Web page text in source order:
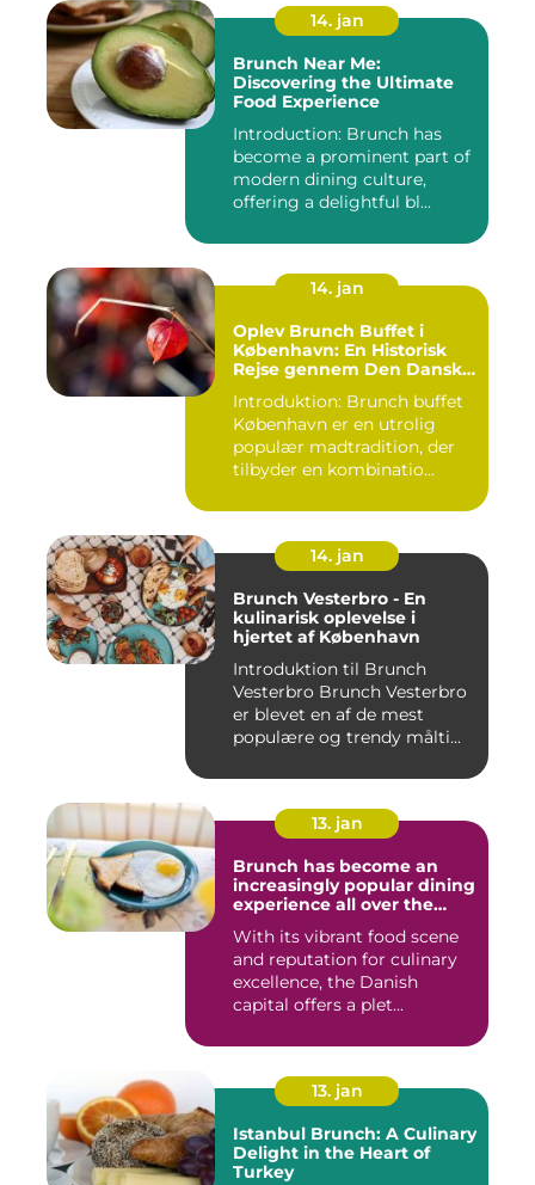
14. jan
Brunch Near Me:
Discovering the Ultimate
Food Experience
Introduction: Brunch has
become a prominent part of
modern dining culture,
offering a delightful bl...
14. jan
Oplev Brunch Buffet i
København: En Historisk
Rejse gennem Den Danske
Skatte
Introduktion: Brunch buffet
København er en utrolig
populær madtradition, der
tilbyder en kombinatio...
14. jan
Brunch Vesterbro - En
kulinarisk oplevelse i
hjertet af København
Introduktion til Brunch
Vesterbro Brunch Vesterbro
er blevet en af de mest
populære og trendy målti...
13. jan
Brunch has become an
increasingly popular dining
experience all over the
certainly no exception
With its vibrant food scene
and reputation for culinary
excellence, the Danish
capital offers a plet...
13. jan
Istanbul Brunch: A Culinary
Delight in the Heart of
Turkey